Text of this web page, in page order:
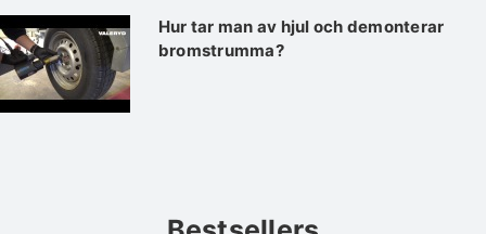
Hur tar man av hjul och demonterar
bromstrumma?